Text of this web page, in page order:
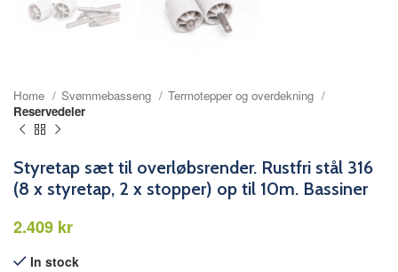
Home Svømmebasseng
Termotepper og overdekning
Reservedeler
Styretap sæt til overløbsrender. Rustfri stål 316
(8 x styretap, 2 x stopper) op til 10m. Bassiner
kr
In stock